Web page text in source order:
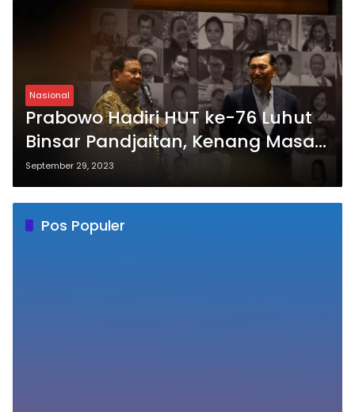
Nasional
Prabowo Hadiri HUT ke-76 Luhut
Binsar Pandjaitan, Kenang Masa-
Masa Prajurit
September 29, 2023
Pos Populer